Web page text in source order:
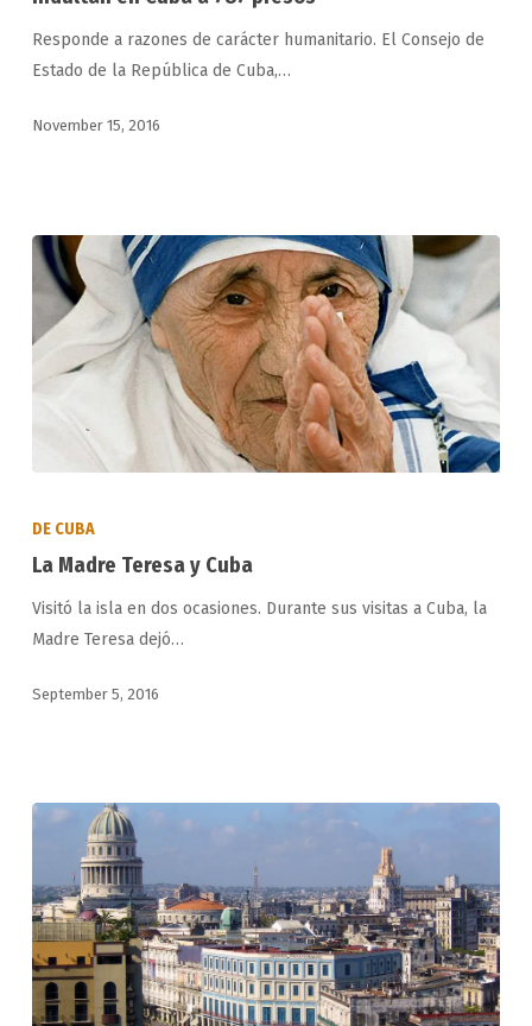
a
787
presos
Responde a razones de carácter humanitario. El Consejo de
Estado de la República de Cuba,…
November 15, 2016
y
Cuba
DE CUBA
La Madre Teresa y Cuba
Visitó la isla en dos ocasiones. Durante sus visitas a Cuba, la
Madre Teresa dejó…
September 5, 2016